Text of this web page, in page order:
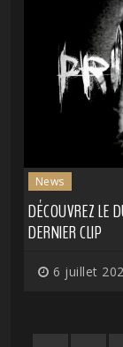
News
DÉCOUVREZ LE
DERNIER CLIP
6 juillet